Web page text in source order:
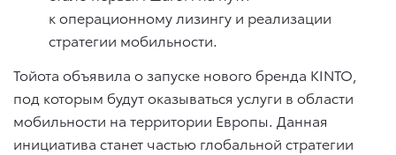
к операционному лизингу и реализации
стратегии мобильности.
Тойота объявила о запуске нового бренда KINTO,
под которым будут оказываться услуги в области
мобильности на территории Европы. Данная
инициатива станет частью глобальной стратегии